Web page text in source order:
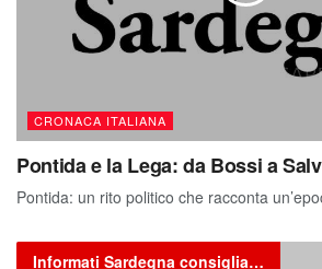
CRONACA ITALIANA
Pontida e la Lega: da Bossi a
Pontida: un rito politico che racconta
Informati Sardegna consiglia…